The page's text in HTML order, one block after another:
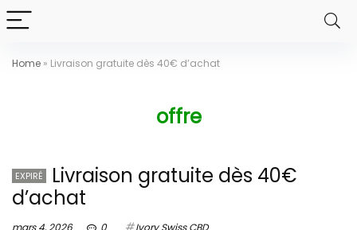
Home » Livraison gratuite dès 40€ d’achat
offre
EXPIRÉ
Livraison gratuite dès 40€
d’achat
mars 4, 2026 0 Ivory Swiss CBD